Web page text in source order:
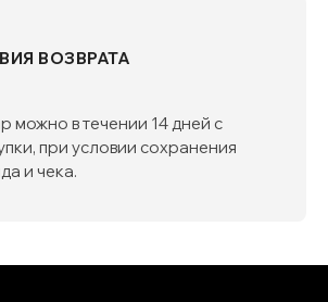
ВОЗВРАТА
можно в течении 14 дней с
при условии сохранения
и чека.